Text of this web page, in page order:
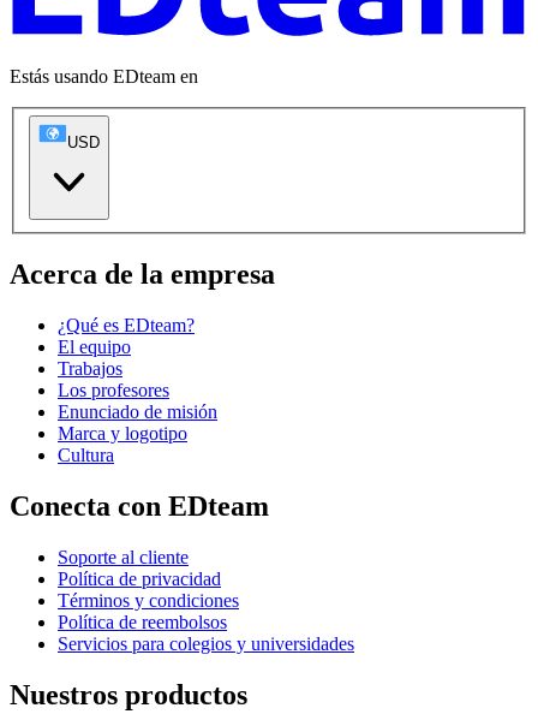
Estás usando EDteam en
USD
Acerca de la empresa
¿Qué es EDteam?
El equipo
Trabajos
Los profesores
Enunciado de misión
Marca y logotipo
Cultura
Conecta con EDteam
Soporte al cliente
Política de privacidad
Términos y condiciones
Política de reembolsos
Servicios para colegios y universidades
Nuestros productos